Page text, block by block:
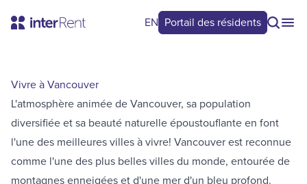
EN Portail des résidents
Vivre à Vancouver
L'atmosphère animée de Vancouver, sa population
diversifiée et sa beauté naturelle époustouflante en font
l'une des meilleures villes à vivre! Vancouver est reconnue
comme l'une des plus belles villes du monde, entourée de
montagnes enneigées et d'une mer d'un bleu profond.